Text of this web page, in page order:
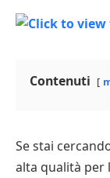
Contenuti
Se stai
alta qualità per